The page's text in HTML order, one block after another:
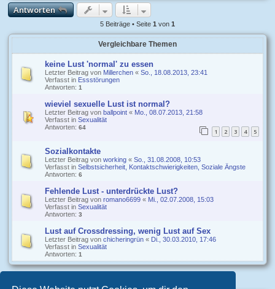
Antworten
5 Beiträge • Seite 1 von 1
Vergleichbare Themen
keine Lust 'normal' zu essen
Letzter Beitrag von Millerchen « So., 18.08.2013, 23:41
Verfasst in Essstörungen
Antworten: 1
wieviel sexuelle Lust ist normal?
Letzter Beitrag von ballpoint « Mo., 08.07.2013, 21:58
Verfasst in Sexualität
Antworten: 64
1 2 3 4 5
Sozialkontakte
Letzter Beitrag von working « So., 31.08.2008, 10:53
Verfasst in Selbstsicherheit, Kontaktschwierigkeiten, Soziale Ängste
Antworten: 6
Fehlende Lust - unterdrückte Lust?
Letzter Beitrag von romano6699 « Mi., 02.07.2008, 15:03
Verfasst in Sexualität
Antworten: 3
Lust auf Crossdressing, wenig Lust auf Sex
Letzter Beitrag von chicheringrün « Di., 30.03.2010, 17:46
Verfasst in Sexualität
Antworten: 1